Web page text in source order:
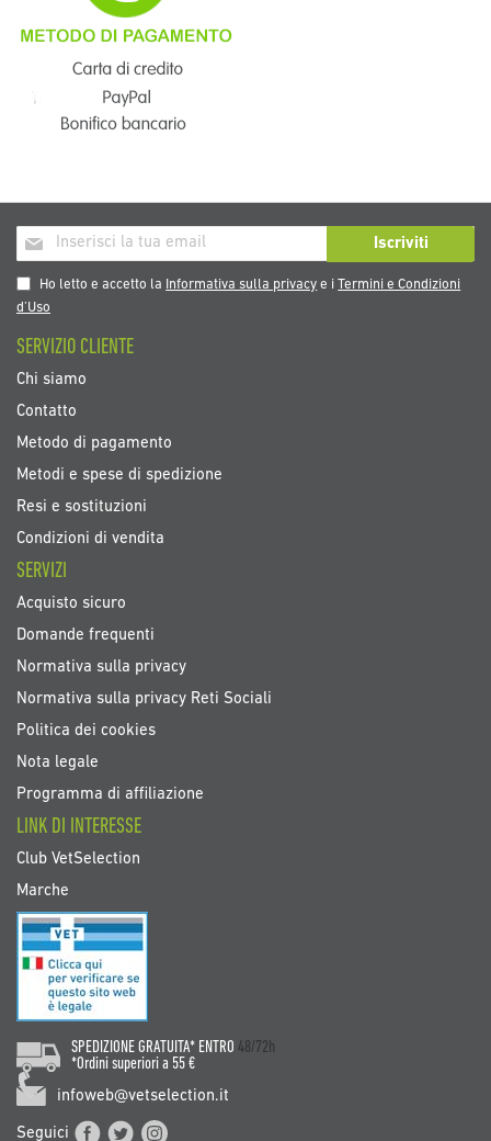
Iscriviti
alla
nostra
Newsletter:
Iscriviti
Ho letto e accetto la Informativa sulla privacy e iTermini e Condizioni
d’Uso
SERVIZIO CLIENTE
Chi siamo
Contatto
Metodo di pagamento
Metodi e spese di spedizione
Resi e sostituzioni
Condizioni di vendita
SERVIZI
Acquisto sicuro
Domande frequenti
Normativa sulla privacy
Normativa sulla privacy Reti Sociali
Politica dei cookies
Nota legale
Programma di affiliazione
LINK DI INTERESSE
Club VetSelection
Marche
SPEDIZIONE GRATUITA* ENTRO 48/72h
*Ordini superiori a 55 €
infoweb@vetselection.it
Seguici